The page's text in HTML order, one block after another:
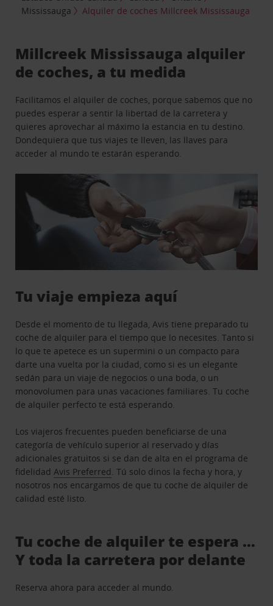
Mississauga
Alquiler de coches Millcreek Mississauga
Millcreek Mississauga alquiler
de coches, a tu medida
Facilitamos el alquiler de coches, porque sabemos que no
puedes esperar a sentir la libertad de la carretera y
quieres aprovechar al máximo la estancia en tu destino.
Dondequiera que tus viajes te lleven, las llaves para
acceder al mundo te estarán esperando.
Tu viaje empieza aquí
Desde el momento de tu llegada, Avis tiene preparado tu
coche de alquiler para el tiempo que lo necesites. Tanto si
lo que te apetece es un supermini o un compacto para
darte una vuelta por la ciudad, como si es un elegante
sedán para un viaje de negocios o una boda, o un
monovolumen para unas vacaciones familiares. Tu coche
de alquiler perfecto te está esperando.
Los viajeros frecuentes pueden beneficiarse de una
categoría de vehículo superior al reservado y días
adicionales gratuitos si se dan de alta en el programa de
fidelidadAvis Preferred. Tú solo dinos la fecha y hora, y
nosotros nos encargamos de que tu coche de alquiler de
calidad esté listo.
Tu coche de alquiler te espera …
Y toda la carretera por delante
Reserva ahora para acceder al mundo.